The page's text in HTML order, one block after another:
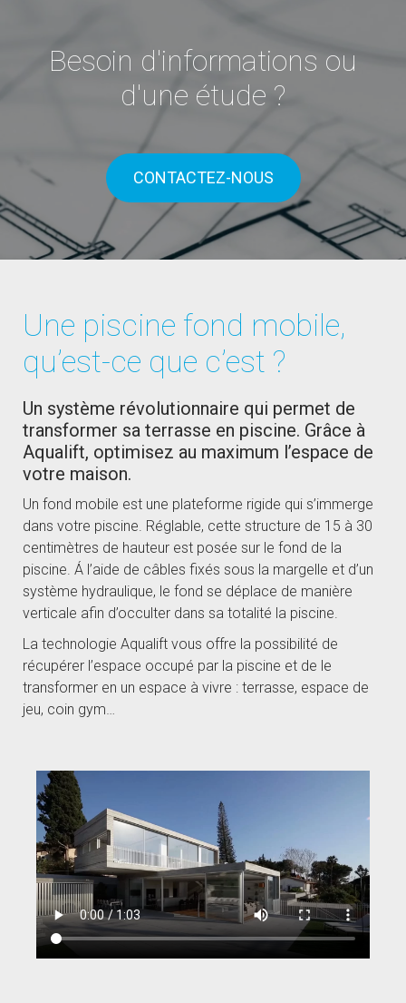
Besoin d'informations ou
d'une étude ?
CONTACTEZ-NOUS
Une piscine fond mobile,
qu’est-ce que c’est ?
Un système révolutionnaire qui permet de
transformer sa terrasse en piscine. Grâce à
Aqualift, optimisez au maximum l’espace de
votre maison.
Un fond mobile est une plateforme rigide qui s’immerge
dans votre piscine. Réglable, cette structure de 15 à 30
centimètres de hauteur est posée sur le fond de la
piscine. Á l’aide de câbles fixés sous la margelle et d’un
système hydraulique, le fond se déplace de manière
verticale afin d’occulter dans sa totalité la piscine.
La technologie Aqualift vous offre la possibilité de
récupérer l’espace occupé par la piscine et de le
transformer en un espace à vivre : terrasse, espace de
jeu, coin gym…